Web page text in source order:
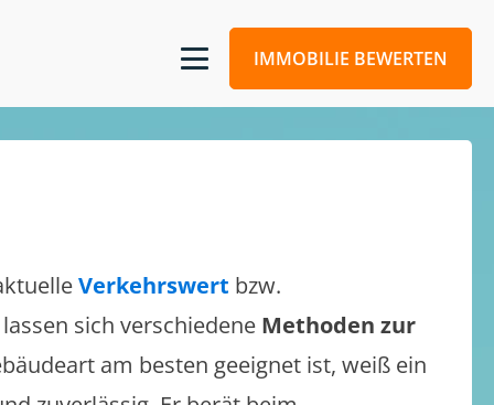
IMMOBILIE BEWERTEN
Verkehrswert bzw.
sich verschiedene Methoden zur
am besten geeignet ist, weiß ein